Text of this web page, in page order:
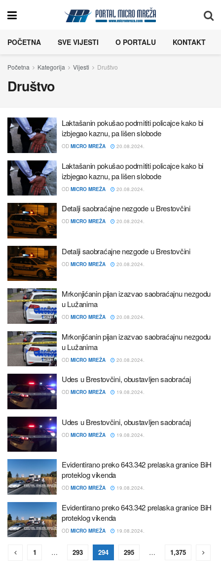
POČETNA SVE VIJESTI O PORTALU KONTAKT
Početna Kategorija Vijesti Društvo
Društvo
Laktašanin pokušao podmititi policajce kako bi
izbjegao kaznu, pa lišen slobode
OD MICRO MREŽA 20.08.2024.
Laktašanin pokušao podmititi policajce kako bi
izbjegao kaznu, pa lišen slobode
OD MICRO MREŽA 20.08.2024.
Detalji saobraćajne nezgode u Brestovčini
OD MICRO MREŽA 20.08.2024.
Detalji saobraćajne nezgode u Brestovčini
OD MICRO MREŽA 20.08.2024.
Mrkonjićanin pijan izazvao saobraćajnu nezgodu
u Lužanima
OD MICRO MREŽA 20.08.2024.
Mrkonjićanin pijan izazvao saobraćajnu nezgodu
u Lužanima
OD MICRO MREŽA 20.08.2024.
Udes u Brestovčini, obustavljen saobraćaj
OD MICRO MREŽA 19.08.2024.
Udes u Brestovčini, obustavljen saobraćaj
OD MICRO MREŽA 19.08.2024.
Evidentirano preko 643.342 prelaska granice BiH
proteklog vikenda
OD MICRO MREŽA 19.08.2024.
Evidentirano preko 643.342 prelaska granice BiH
proteklog vikenda
OD MICRO MREŽA 19.08.2024.
1 … 293 294 295 … 1,375